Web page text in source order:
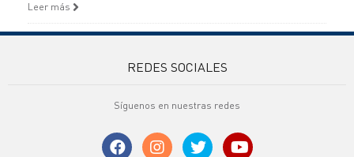
Leer más
REDES SOCIALES
Síguenos en nuestras redes